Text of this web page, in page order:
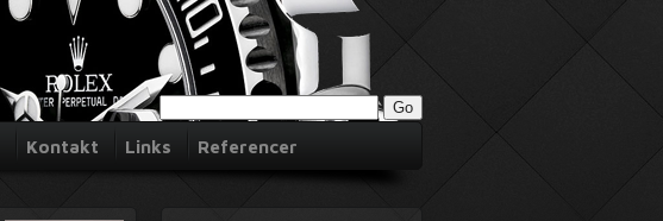
Kontakt Links Referencer